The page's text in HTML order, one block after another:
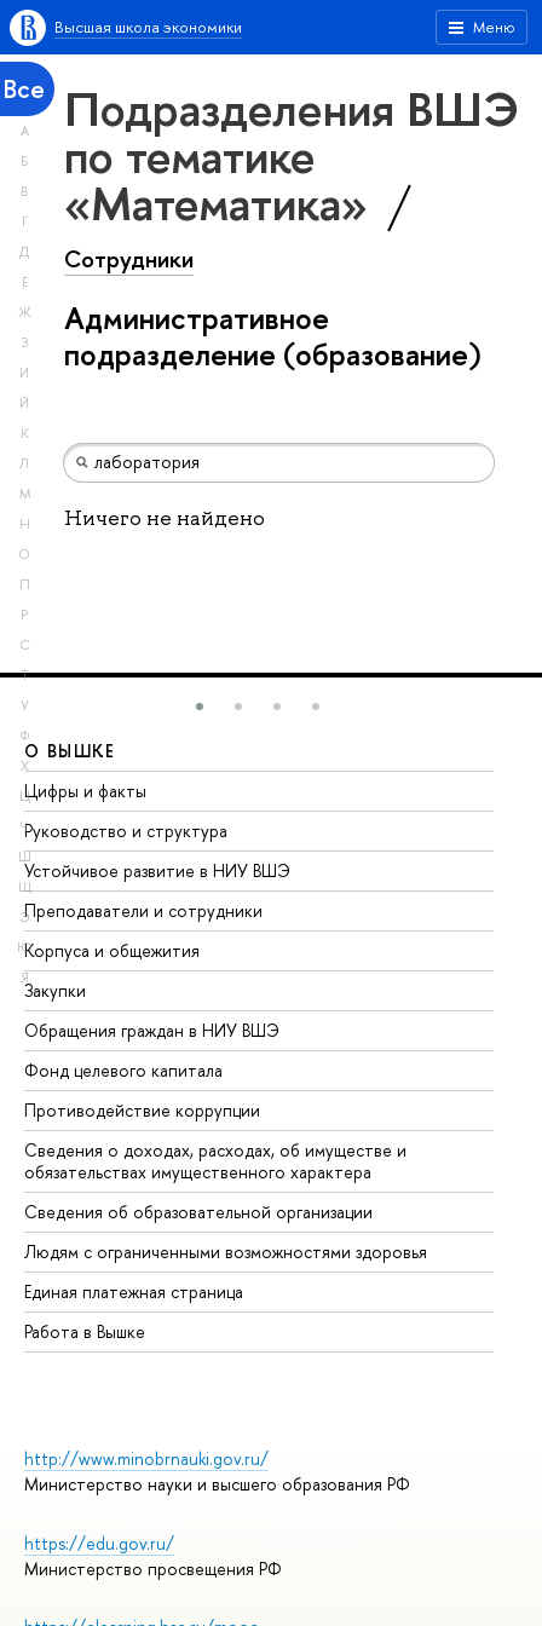
Меню
Высшая школа экономики
Все
А
Б
В
Г
Д
Е
Ж
З
И
Й
К
Л
М
Н
О
П
Р
С
Т
У
Ф
Х
Ц
Ч
Ш
Щ
Э
Ю
Я
Подразделения ВШЭ
по тематике
«Математика»
Сотрудники
Административное
подразделение (образование)
Ничего не найдено
О ВЫШКЕ
Цифры и факты
Руководство и структура
Устойчивое развитие в НИУ ВШЭ
Преподаватели и сотрудники
Корпуса и общежития
Закупки
Обращения граждан в НИУ ВШЭ
Фонд целевого капитала
Противодействие коррупции
Сведения о доходах, расходах, об имуществе и
обязательствах имущественного характера
Сведения об образовательной организации
Людям с ограниченными возможностями здоровья
Единая платежная страница
Работа в Вышке
http://www.minobrnauki.gov.ru/
Министерство науки и высшего образования РФ
https://edu.gov.ru/
Министерство просвещения РФ